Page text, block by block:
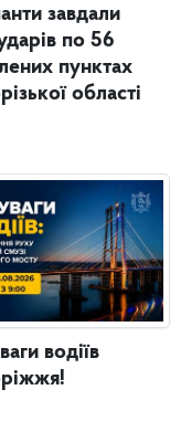
завдали
по 56
пунктах
області
водіїв